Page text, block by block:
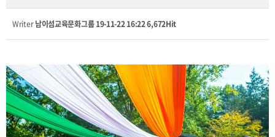
Writer남이섬교육문화그룹 19-11-22 16:226,672Hit